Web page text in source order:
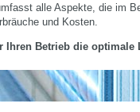
alle Aspekte, die im
und Kosten.
Ihren Betrieb die optimale